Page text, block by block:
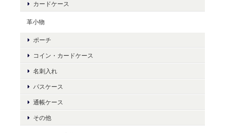
カードケース
革小物
ポーチ
コイン・カードケース
名刺入れ
パスケース
通帳ケース
その他